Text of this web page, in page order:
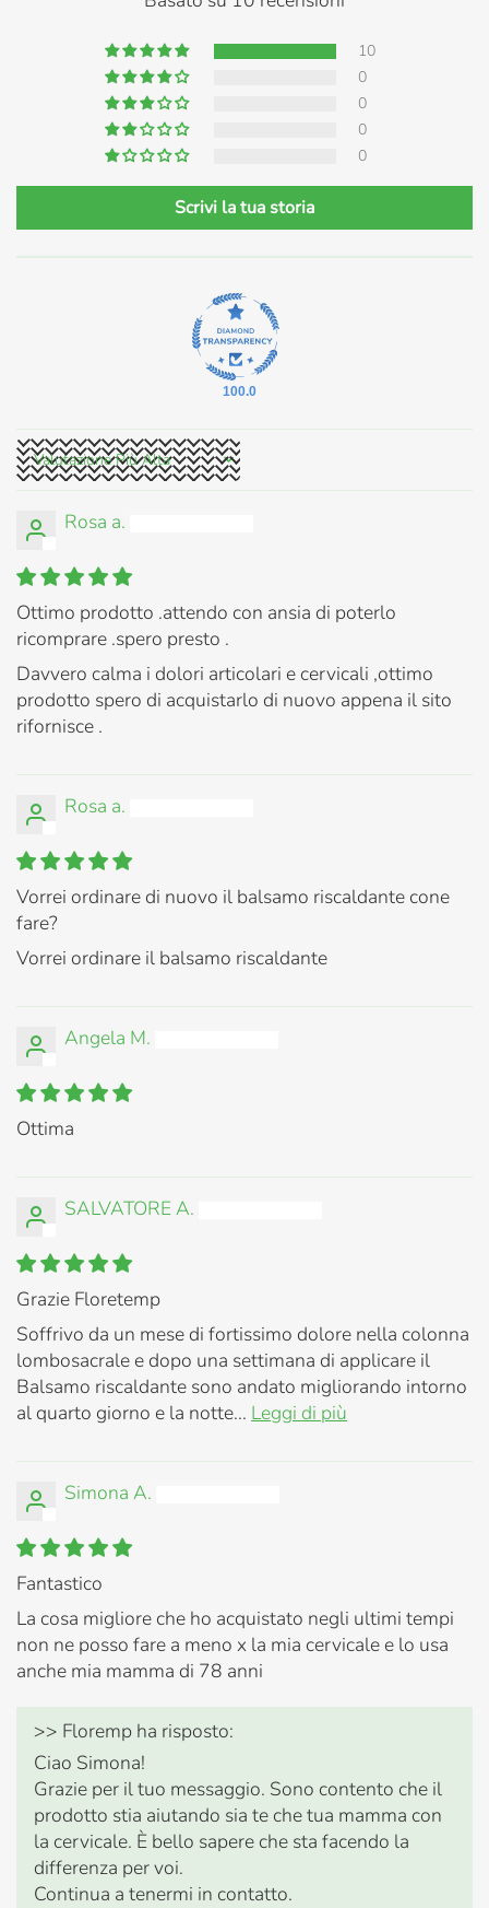
10
0
0
0
0
Scrivi la tua storia
100.0
Sort by
Rosa a.
Ottimo prodotto .attendo con ansia di poterlo
ricomprare .spero presto .
Davvero calma i dolori articolari e cervicali ,ottimo
prodotto spero di acquistarlo di nuovo appena il sito
rifornisce .
Rosa a.
Vorrei ordinare di nuovo il balsamo riscaldante cone
fare?
Vorrei ordinare il balsamo riscaldante
Angela M.
Ottima
SALVATORE A.
Grazie Floretemp
Soffrivo da un mese di fortissimo dolore nella colonna
lombosacrale e dopo una settimana di applicare il
Balsamo riscaldante sono andato migliorando intorno
al quarto giorno e la notte... Leggi di più
Simona A.
Fantastico
La cosa migliore che ho acquistato negli ultimi tempi
non ne posso fare a meno x la mia cervicale e lo usa
anche mia mamma di 78 anni
>> Floremp ha risposto:
Ciao Simona!
Grazie per il tuo messaggio. Sono contento che il
prodotto stia aiutando sia te che tua mamma con
la cervicale. È bello sapere che sta facendo la
differenza per voi.
Continua a tenermi in contatto.